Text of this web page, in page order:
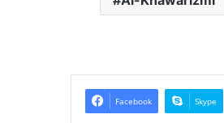
Facebook Skype